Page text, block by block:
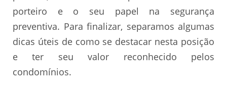
porteiro e o seu papel na segurança
preventiva. Para finalizar, separamos algumas
dicas úteis de como se destacar nesta posição
e ter seu valor reconhecido pelos
condomínios.